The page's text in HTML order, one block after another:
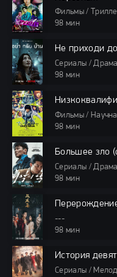
Фильмы /
98 мин
Не приходи
Сериалы /
98 мин
Фильмы /
98 мин
Большее зло
Сериалы /
98 мин
---
98 мин
История
Сериалы /